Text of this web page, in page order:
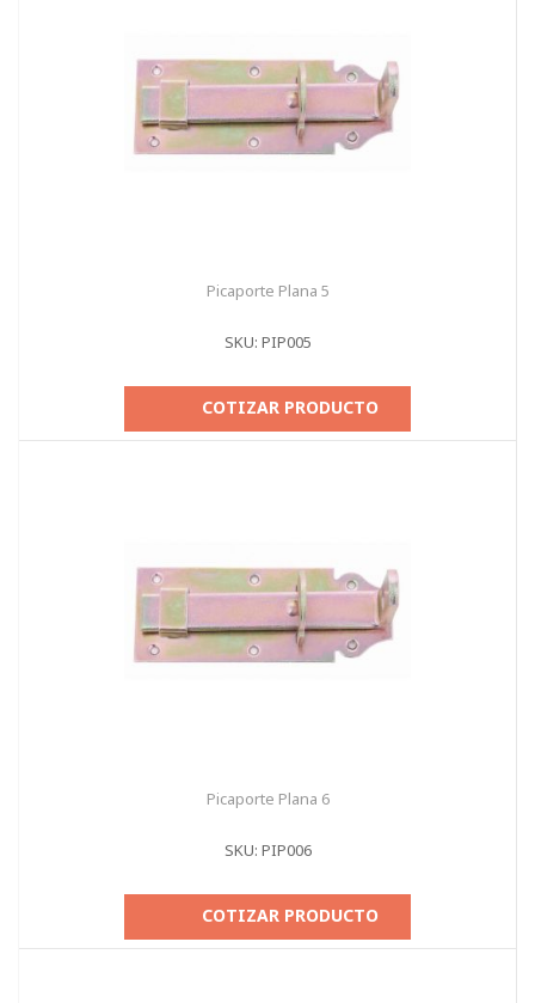
Picaporte Plana 5
SKU: PIP005
COTIZAR PRODUCTO
Picaporte Plana 6
SKU: PIP006
COTIZAR PRODUCTO